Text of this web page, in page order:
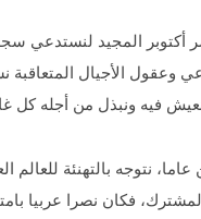
المجيد لنستدعي
الأجيال المتعاقبة
نعيش فيه ونبذل من أجله
عاما، نتوجه بالتهنئة
فكان نصرا عربيا